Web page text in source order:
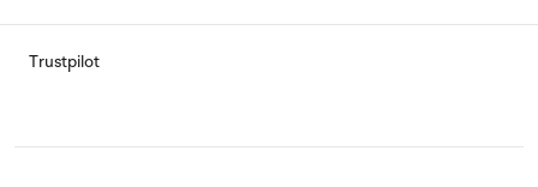
Trustpilot